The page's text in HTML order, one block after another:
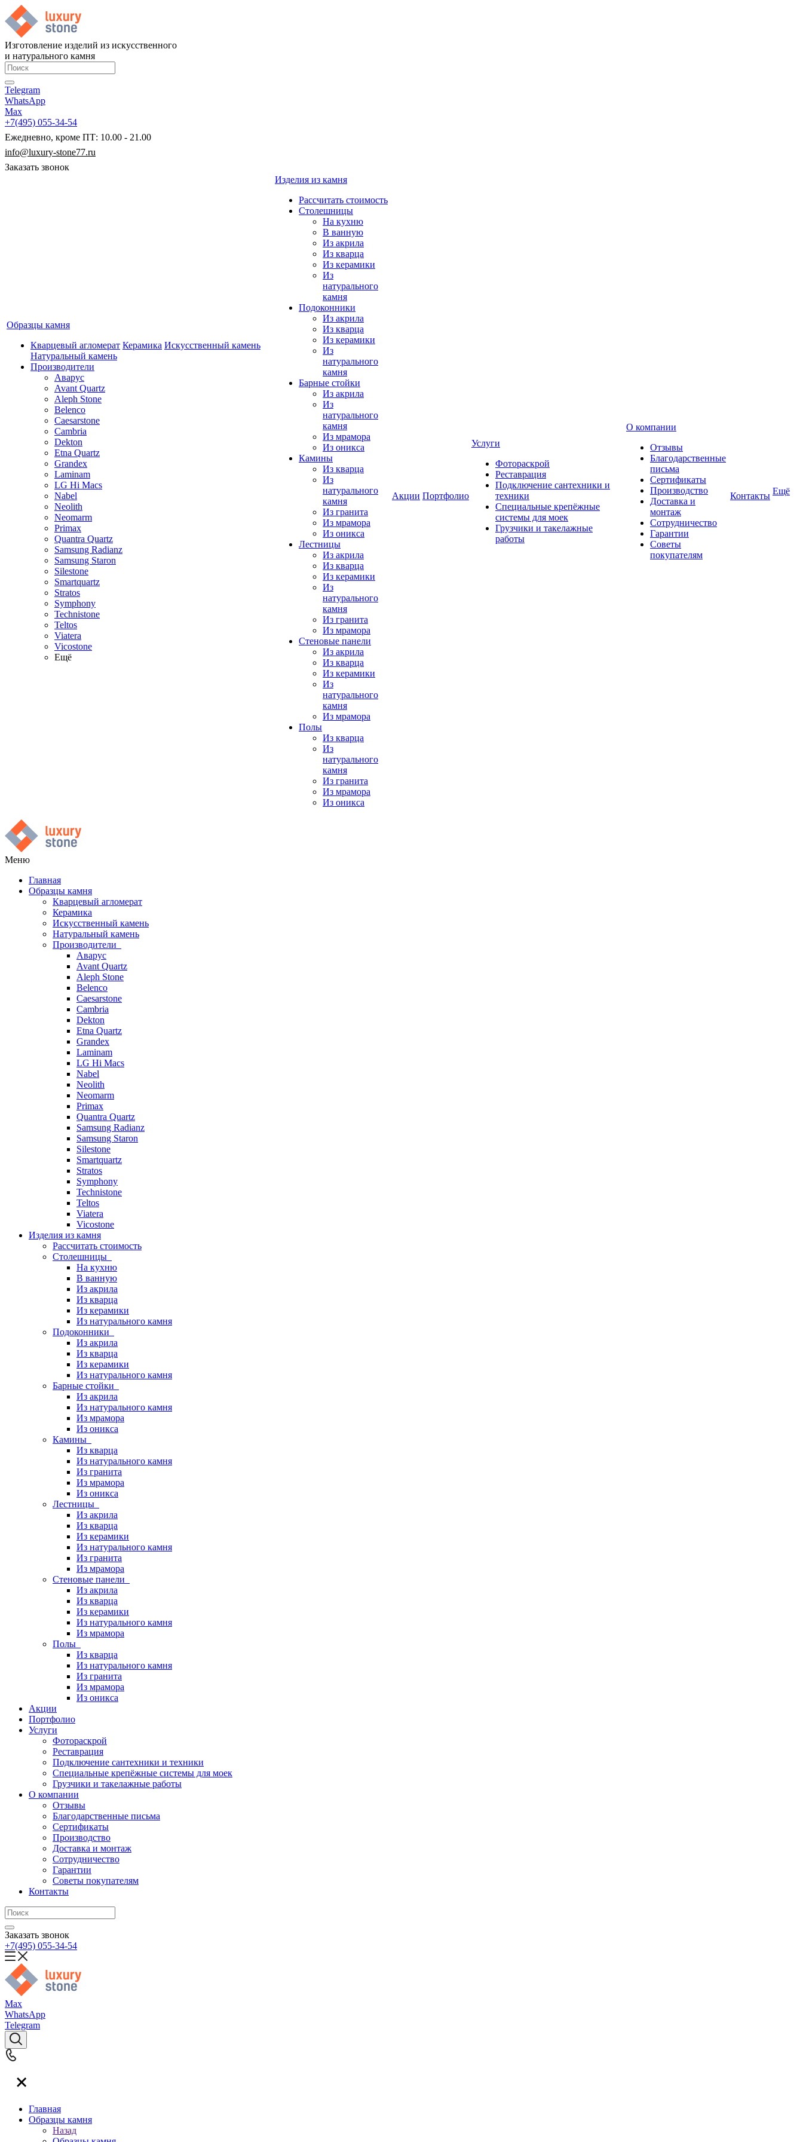
Изготовление изделий из искусственного
и натурального камня
Telegram
WhatsApp
Max
+7(495) 055-34-54
Ежедневно, кроме ПТ: 10.00 - 21.00
info@luxury-stone77.ru
Заказать звонок
Образцы камня
Кварцевый агломерат Керамика Искусственный камень
Натуральный камень
Производители
Аварус
Avant Quartz
Aleph Stone
Belenco
Caesarstone
Cambria
Dekton
Etna Quartz
Grandex
Laminam
LG Hi Macs
Nabel
Neolith
Neomarm
Primax
Quantra Quartz
Samsung Radianz
Samsung Staron
Silestone
Smartquartz
Stratos
Symphony
Technistone
Teltos
Viatera
Vicostone
Ещё
Изделия из камня
Рассчитать стоимость
Столешницы
На кухню
В ванную
Из акрила
Из кварца
Из керамики
Из
натурального
камня
Подоконники
Из акрила
Из кварца
Из керамики
Из
натурального
камня
Барные стойки
Из акрила
Из
натурального
камня
Из мрамора
Из оникса
Камины
Из кварца
Из
натурального
камня
Из гранита
Из мрамора
Из оникса
Лестницы
Из акрила
Из кварца
Из керамики
Из
натурального
камня
Из гранита
Из мрамора
Стеновые панели
Из акрила
Из кварца
Из керамики
Из
натурального
камня
Из мрамора
Полы
Из кварца
Из
натурального
камня
Из гранита
Из мрамора
Из оникса
Акции Портфолио
Услуги
Фотораскрой
Реставрация
Подключение сантехники и
техники
Специальные крепёжные
системы для моек
Грузчики и такелажные
работы
О компании
Отзывы
Благодарственные
письма
Сертификаты
Производство
Доставка и
монтаж
Сотрудничество
Гарантии
Советы
покупателям
Контакты Ещё
Меню
Главная
Образцы камня
Кварцевый агломерат
Керамика
Искусственный камень
Натуральный камень
Производители
Аварус
Avant Quartz
Aleph Stone
Belenco
Caesarstone
Cambria
Dekton
Etna Quartz
Grandex
Laminam
LG Hi Macs
Nabel
Neolith
Neomarm
Primax
Quantra Quartz
Samsung Radianz
Samsung Staron
Silestone
Smartquartz
Stratos
Symphony
Technistone
Teltos
Viatera
Vicostone
Изделия из камня
Рассчитать стоимость
Столешницы
На кухню
В ванную
Из акрила
Из кварца
Из керамики
Из натурального камня
Подоконники
Из акрила
Из кварца
Из керамики
Из натурального камня
Барные стойки
Из акрила
Из натурального камня
Из мрамора
Из оникса
Камины
Из кварца
Из натурального камня
Из гранита
Из мрамора
Из оникса
Лестницы
Из акрила
Из кварца
Из керамики
Из натурального камня
Из гранита
Из мрамора
Стеновые панели
Из акрила
Из кварца
Из керамики
Из натурального камня
Из мрамора
Полы
Из кварца
Из натурального камня
Из гранита
Из мрамора
Из оникса
Акции
Портфолио
Услуги
Фотораскрой
Реставрация
Подключение сантехники и техники
Специальные крепёжные системы для моек
Грузчики и такелажные работы
О компании
Отзывы
Благодарственные письма
Сертификаты
Производство
Доставка и монтаж
Сотрудничество
Гарантии
Советы покупателям
Контакты
Заказать звонок
+7(495) 055-34-54
Max
WhatsApp
Telegram
Главная
Образцы камня
Назад